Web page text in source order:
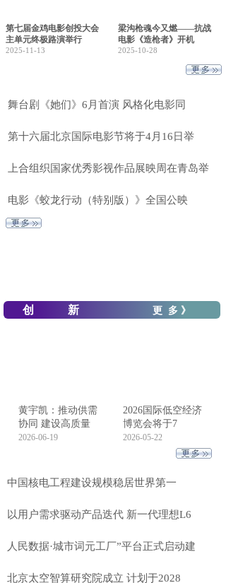
第七届金鸡电影创投大会
主单元终极路演举行
2025-11-13
梁沟枪魂今又燃——抗战
电影《造枪者》开机
2025-10-28
舞台剧《她们》6月首演 风格化电影同
第十六届北京国际电影节将于4月16日举
上合组织国家优秀影视作品展映周在青岛举
电影《蛟龙行动（特别版）》全国公映
创 新 更 多 》
黄宇凯：推动供需
协同 建设高质量
2026-06-19
2026国际低空经济
博览会将于7
2026-05-22
中国核电工程建设规模稳居世界第一
以用户需求驱动产品迭代 新一代理想L6
人民数据·城市词元工厂”平台正式启动建
北京太空智算研究院成立 计划于2028